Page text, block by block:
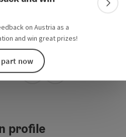
on Austria as a
and win great prizes!
part now
open in Google Maps
Open in Apple
profile